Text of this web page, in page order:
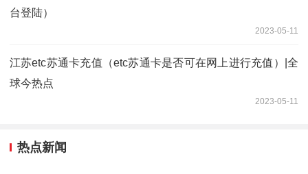
台登陆）
2023-05-11
江苏etc苏通卡充值（etc苏通卡是否可在网上进行充值）|全
球今热点
2023-05-11
热点新闻